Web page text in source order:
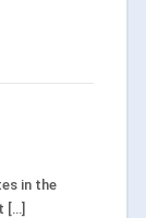
in the
[…]